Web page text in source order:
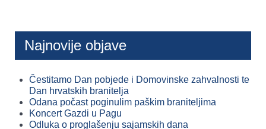
Najnovije objave
Čestitamo Dan pobjede i Domovinske zahvalnosti te
Dan hrvatskih branitelja
Odana počast poginulim paškim braniteljima
Koncert Gazdi u Pagu
Odluka o proglašenju sajamskih dana